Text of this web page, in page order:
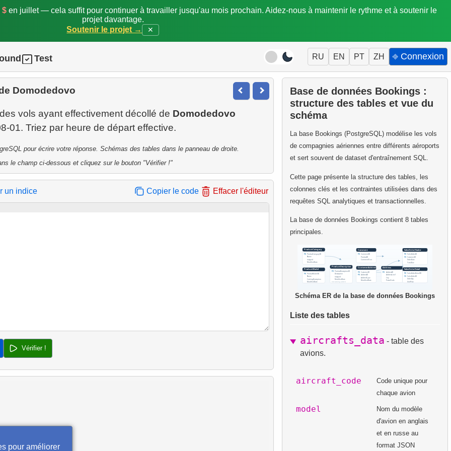
$en juillet — cela suffit pour continuer à travailler jusqu'au mois prochain. Aidez-nous à maintenir le rythme et à soutenir le
projet davantage.
Soutenir le projet →
✕
Test RU EN PT ZH ⎆ Connexion
Domodedovo
vols ayant effectivement décollé de Domodedovo
pour écrire votre réponse. Schémas des tables dans le panneau de droite.
le champ ci-dessous et cliquez sur le bouton "Vérifier !"
un indice Copier le code Effacer l'éditeur
Vérifier !
Base de données Bookings :
structure des tables et vue du
schéma
La base Bookings (PostgreSQL) modélise les vols
de compagnies aériennes entre différents aéroports
et sert souvent de dataset d'entraînement SQL.
Cette page présente la structure des tables, les
colonnes clés et les contraintes utilisées dans des
requêtes SQL analytiques et transactionnelles.
La base de données Bookings contient 8 tables
principales.
Schéma ER de la base de données Bookings
Liste des tables
aircrafts_data - table des
avions.
aircraft_code
Code unique pour
chaque avion
model
Nom du modèle
d'avion en anglais
et en russe au
format JSON
pour améliorer